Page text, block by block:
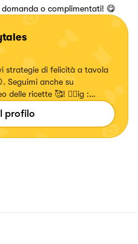
o complimentati! 😋
strategie di felicità a tavola
Seguimi anche su
ricette 🥰! 👉🏻ig :
profilo